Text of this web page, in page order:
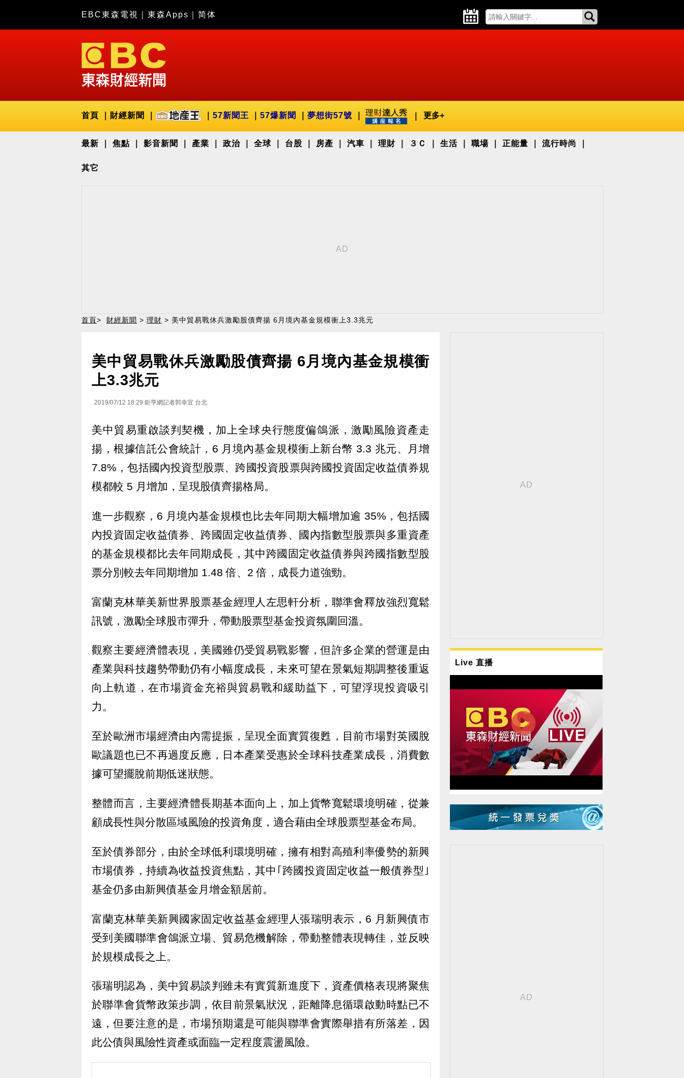
EBC東森電視 東森Apps 简体
首頁 財經新聞 57新聞王 57爆新聞 夢想街57號 更多+
最新 焦點 影音新聞 產業 政治 全球 台股 房產 汽車 理財 ３Ｃ 生活 職場 正能量 流行時尚
其它
首頁> 財經新聞 > 理財 > 美中貿易戰休兵激勵股債齊揚 6月境內基金規模衝上3.3兆元
美中貿易戰休兵激勵股債齊揚 6月境內基金規模衝
上3.3兆元
2019/07/12 18:29 鉅亨網記者郭幸宜 台北
美中貿易重啟談判契機，加上全球央行態度偏鴿派，激勵風險資產走
揚，根據信託公會統計，6 月境內基金規模衝上新台幣 3.3 兆元、月增
7.8%，包括國內投資型股票、跨國投資股票與跨國投資固定收益債券規
模都較 5 月增加，呈現股債齊揚格局。
進一步觀察，6 月境內基金規模也比去年同期大幅增加逾 35%，包括國
內投資固定收益債券、跨國固定收益債券、國內指數型股票與多重資產
的基金規模都比去年同期成長，其中跨國固定收益債券與跨國指數型股
票分別較去年同期增加 1.48 倍、2 倍，成長力道強勁。
富蘭克林華美新世界股票基金經理人左思軒分析，聯準會釋放強烈寬鬆
訊號，激勵全球股市彈升，帶動股票型基金投資氛圍回溫。
觀察主要經濟體表現，美國雖仍受貿易戰影響，但許多企業的營運是由
產業與科技趨勢帶動仍有小幅度成長，未來可望在景氣短期調整後重返
向上軌道，在市場資金充裕與貿易戰和緩助益下，可望浮現投資吸引
力。
至於歐洲市場經濟由內需提振，呈現全面實質復甦，目前市場對英國脫
歐議題也已不再過度反應，日本產業受惠於全球科技產業成長，消費數
據可望擺脫前期低迷狀態。
整體而言，主要經濟體長期基本面向上，加上貨幣寬鬆環境明確，從兼
顧成長性與分散區域風險的投資角度，適合藉由全球股票型基金布局。
至於債券部分，由於全球低利環境明確，擁有相對高殖利率優勢的新興
市場債券，持續為收益投資焦點，其中｢跨國投資固定收益一般債券型｣
基金仍多由新興債基金月增金額居前。
富蘭克林華美新興國家固定收益基金經理人張瑞明表示，6 月新興債市
受到美國聯準會鴿派立場、貿易危機解除，帶動整體表現轉佳，並反映
於規模成長之上。
張瑞明認為，美中貿易談判雖未有實質新進度下，資產價格表現將聚焦
於聯準會貨幣政策步調，依目前景氣狀況，距離降息循環啟動時點已不
遠，但要注意的是，市場預期還是可能與聯準會實際舉措有所落差，因
此公債與風險性資產或面臨一定程度震盪風險。
Live 直播